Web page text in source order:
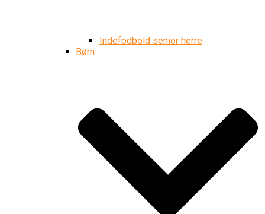
Indefodbold senior herre
Børn